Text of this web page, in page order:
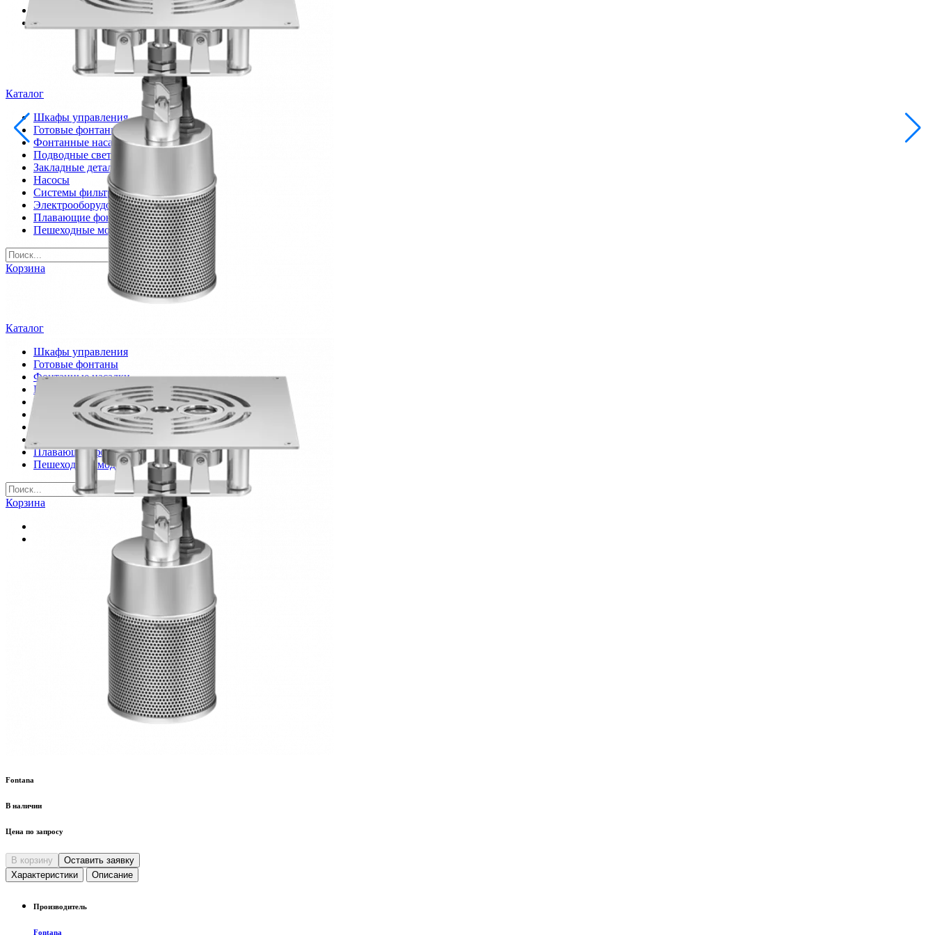
info@inoprom.ru
+7 (495) 374-90-93
Каталог
Шкафы управления
Готовые фонтаны
Фонтанные насадки
Подводные светильники
Закладные детали
Насосы
Системы фильтрации
Электрооборудование
Плавающие фонтаны
Пешеходные модули
Корзина
Каталог
Шкафы управления
Готовые фонтаны
Фонтанные насадки
Подводные светильники
Закладные детали
Системы фильтрации
Плавающие фонтаны
Пешеходные модули
Корзина
Fontana
В наличии
Цена по запросу
В корзину
Оставить заявку
Характеристики
Описание
Производитель
Fontana